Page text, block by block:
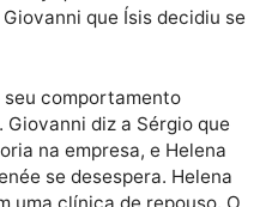
do barco, mas Lúcia
a Dinorá e os dois
uma investigação